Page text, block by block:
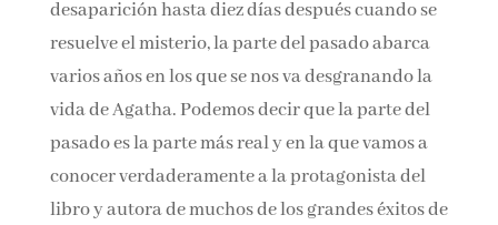
Mientras que el presente va desde el día de la
desaparición hasta diez días después cuando
se resuelve el misterio, la parte del pasado
abarca varios años en los que se nos va
desgranando la vida de Agatha. Podemos decir
que la parte del pasado es la parte más real y